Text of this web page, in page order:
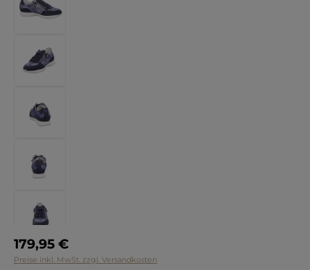
Regulärer Preis:
179,95 €
Preise inkl. MwSt. zzgl. Versandkosten